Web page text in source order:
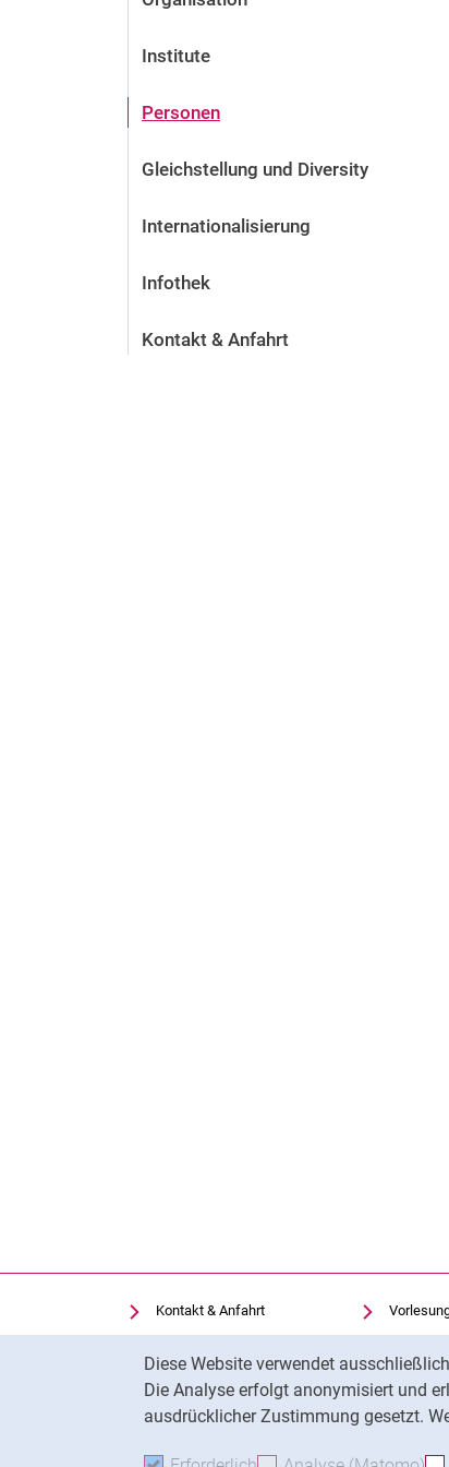
Diese Website verwendet
Die Analyse erfolgt anonymisiert und
ausdrücklicher Zustimmung gesetzt.
Institute
Personen
Gleichstellung und Diversity
Internationalisierung
Infothek
Kontakt & Anfahrt
Kontakt & Anfahrt
Einrichtungen suchen
Stellenangebote
Cookie-Einstellungen
Uni-
Moodle
Panopto